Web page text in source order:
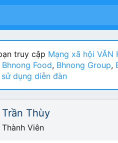
truy cập Mạng xã hội VĂN
Bhnong Food, Bhnong Group,
sử dụng diễn đàn
Trần Thùy
Thành Viên